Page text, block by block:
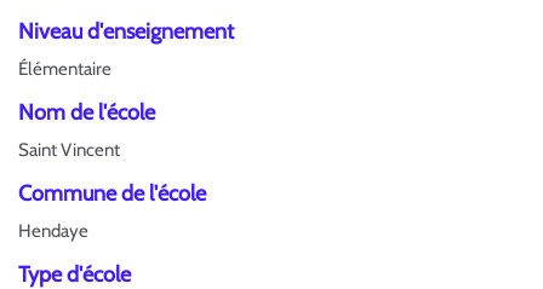
Niveau d'enseignement
Élémentaire
Nom de l'école
Saint Vincent
Commune de l'école
Hendaye
Type d'école